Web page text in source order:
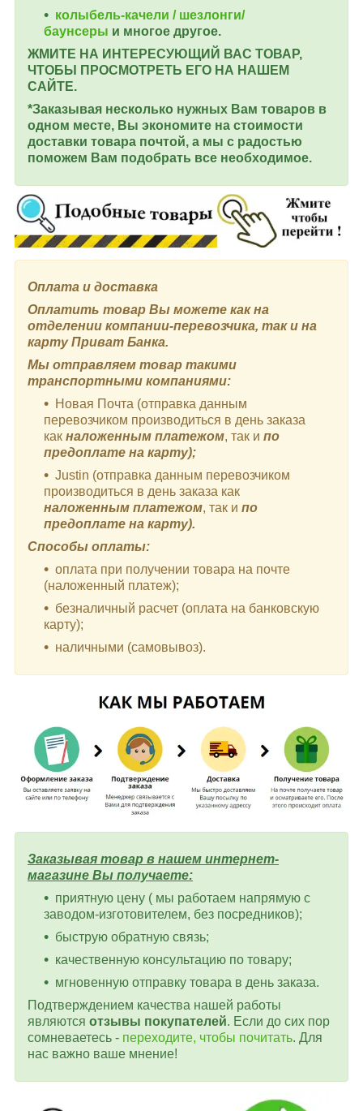
колыбель-качели / шезлонги/
баунсеры и многое другое.
ЖМИТЕ НА ИНТЕРЕСУЮЩИЙ ВАС ТОВАР,
ЧТОБЫ ПРОСМОТРЕТЬ ЕГО НА НАШЕМ
САЙТЕ.
*Заказывая несколько нужных Вам товаров в
одном месте, Вы экономите на стоимости
доставки товара почтой, а мы с радостью
поможем Вам подобрать все необходимое.
Оплата и доставка
Оплатить товар Вы можете как на
отделении компании-перевозчика, так и на
карту Приват Банка.
Мы отправляем товар такими
транспортными компаниями:
Новая Почта (отправка данным
перевозчиком производиться в день заказа
как наложенным платежом, так и по
предоплате на карту);
Justin (отправка данным перевозчиком
производиться в день заказа как
наложенным платежом, так и по
предоплате на карту).
Способы оплаты:
оплата при получении товара на почте
(наложенный платеж);
безналичный расчет (оплата на банковскую
карту);
наличными (самовывоз).
Заказывая товар в нашем интернет-
магазине Вы получаете:
приятную цену ( мы работаем напрямую с
заводом-изготовителем, без посредников);
быструю обратную связь;
качественную консультацию по товару;
мгновенную отправку товара в день заказа.
Подтверждением качества нашей работы
являются отзывы покупателей. Если до сих пор
сомневаетесь - переходите, чтобы почитать. Для
нас важно ваше мнение!